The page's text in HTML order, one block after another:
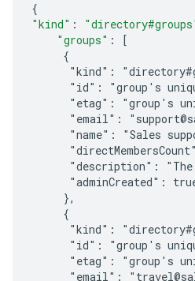
{
"kind" :
"groups" :
[
     {
"kind":
      "id": "
group's
      "etag": "
group's
"email":
"name": "Sales
"description":
"adminCreated":
     },
     {
"kind":
      "id": "
group's
      "etag": "
group's
"email":